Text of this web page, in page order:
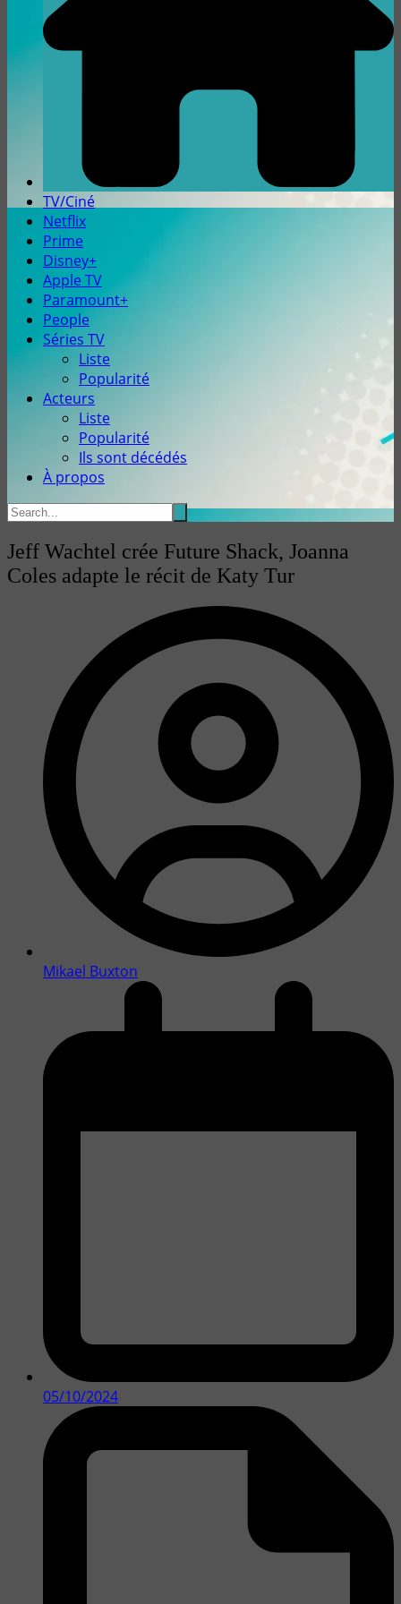
TV/Ciné
Netflix
Prime
Disney+
Apple TV
Paramount+
People
Séries TV
Liste
Popularité
Acteurs
Liste
Popularité
Ils sont décédés
À propos
Jeff Wachtel crée Future Shack, Joanna
Coles adapte le récit de Katy Tur
Mikael Buxton
05/10/2024